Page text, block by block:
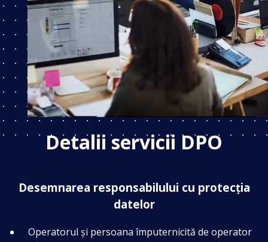
Detalii servicii DPO
Desemnarea responsabilului cu protecția
datelor
Operatorul și persoana împuternicită de operator